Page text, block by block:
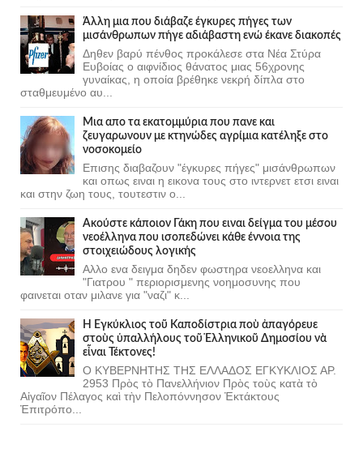
Άλλη μια που διάβαζε έγκυρες πήγες των
μισάνθρωπων πήγε αδιάβαστη ενώ έκανε διακοπές
Δηθεν βαρύ πένθος προκάλεσε στα Νέα Στύρα
Ευβοίας ο αιφνίδιος θάνατος μιας 56χρονης
γυναίκας, η οποία βρέθηκε νεκρή δίπλα στο
σταθμευμένο αυ...
Μια απο τα εκατομμύρια που πανε και
ζευγαρωνουν με κτηνώδες αγρίμια κατέληξε στο
νοσοκομείο
Επισης διαβαζουν "έγκυρες πήγες" μισάνθρωπων
και οπως ειναι η εικονα τους στο ιντερνετ ετσι ειναι
και στην ζωη τους, τουτεστιν ο...
Ακούστε κάποιον Γάκη που ειναι δείγμα του μέσου
νεοέλληνα που ισοπεδώνει κάθε έννοια της
στοιχειώδους λογικής
Αλλο ενα δειγμα δηδεν φωστηρα νεοελληνα και
"Γιατρου " περιορισμενης νοημοσυνης που
φαινεται οταν μιλανε για "ναζι" κ...
Ἡ Ἐγκύκλιος τοῦ Καποδίστρια ποὺ ἀπαγόρευε
στοὺς ὑπαλλήλους τοῦ Ἑλληνικοῦ Δημοσίου νὰ
εἶναι Τέκτονες!
Ο ΚΥΒΕΡΝΗΤΗΣ ΤΗΣ ΕΛΛΑΔΟΣ ΕΓΚΥΚΛΙΟΣ ΑΡ.
2953 Πρὸς τὸ Πανελλήνιον Πρὸς τοὺς κατὰ τὸ
Αἰγαῖον Πέλαγος καὶ τὴν Πελοπόννησον Ἐκτάκτους
Ἐπιτρόπο...